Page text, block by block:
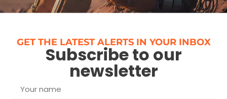
GET THE LATEST ALERTS IN YOUR INBOX
Subscribe to our
newsletter